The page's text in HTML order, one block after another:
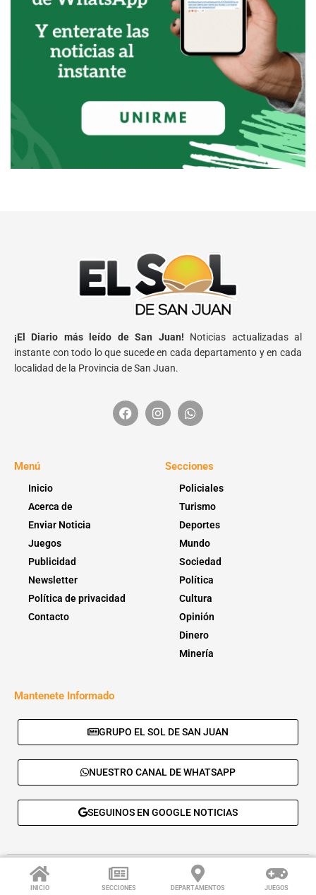
INICIO SECCIONES DEPARTAMENTOS JUEGOS
¡El Diario más leído de San Juan! Noticias actualizadas al
instante con todo lo que sucede en cada departamento y en cada
localidad de la Provincia de San Juan.
Menú
Inicio
Acerca de
Enviar Noticia
Juegos
Publicidad
Newsletter
Política de privacidad
Contacto
Secciones
Policiales
Turismo
Deportes
Mundo
Sociedad
Política
Cultura
Opinión
Dinero
Minería
Mantenete Informado
GRUPO EL SOL DE SAN JUAN
NUESTRO CANAL DE WHATSAPP
SEGUINOS EN GOOGLE NOTICIAS
© 2026 - El Sol de San Juan. Todos los derechos reservados. |
Desarrolla:
Daskalos Solutions